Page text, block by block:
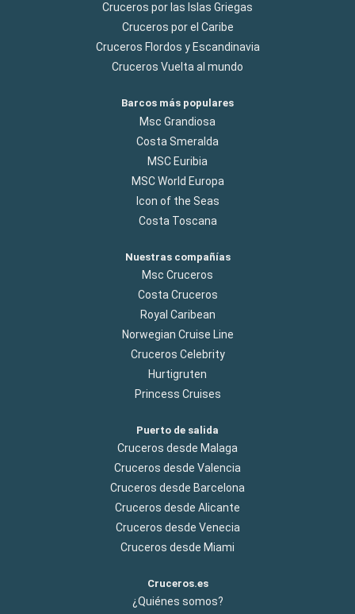
Cruceros por las Islas Griegas
Cruceros por el Caribe
Cruceros Flordos y Escandinavia
Cruceros Vuelta al mundo
Barcos más populares
Msc Grandiosa
Costa Smeralda
MSC Euribia
MSC World Europa
Icon of the Seas
Costa Toscana
Nuestras compañías
Msc Cruceros
Costa Cruceros
Royal Caribean
Norwegian Cruise Line
Cruceros Celebrity
Hurtigruten
Princess Cruises
Puerto de salida
Cruceros desde Malaga
Cruceros desde Valencia
Cruceros desde Barcelona
Cruceros desde Alicante
Cruceros desde Venecia
Cruceros desde Miami
Cruceros.es
¿Quiénes somos?